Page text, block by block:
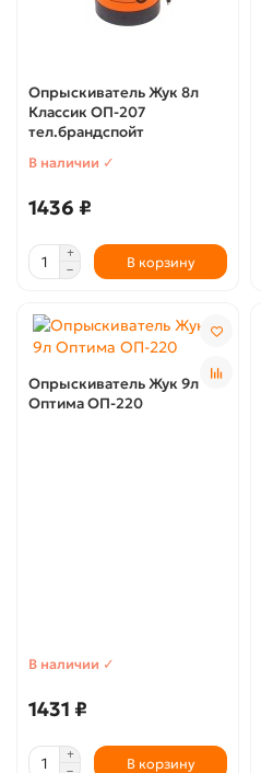
Опрыскиватель Жук 8л
Классик ОП-207
тел.брандспойт
В наличии ✓
1436 ₽
В корзину
Опрыскиватель Жук 9л
Оптима ОП-220
В наличии ✓
1431 ₽
В корзину